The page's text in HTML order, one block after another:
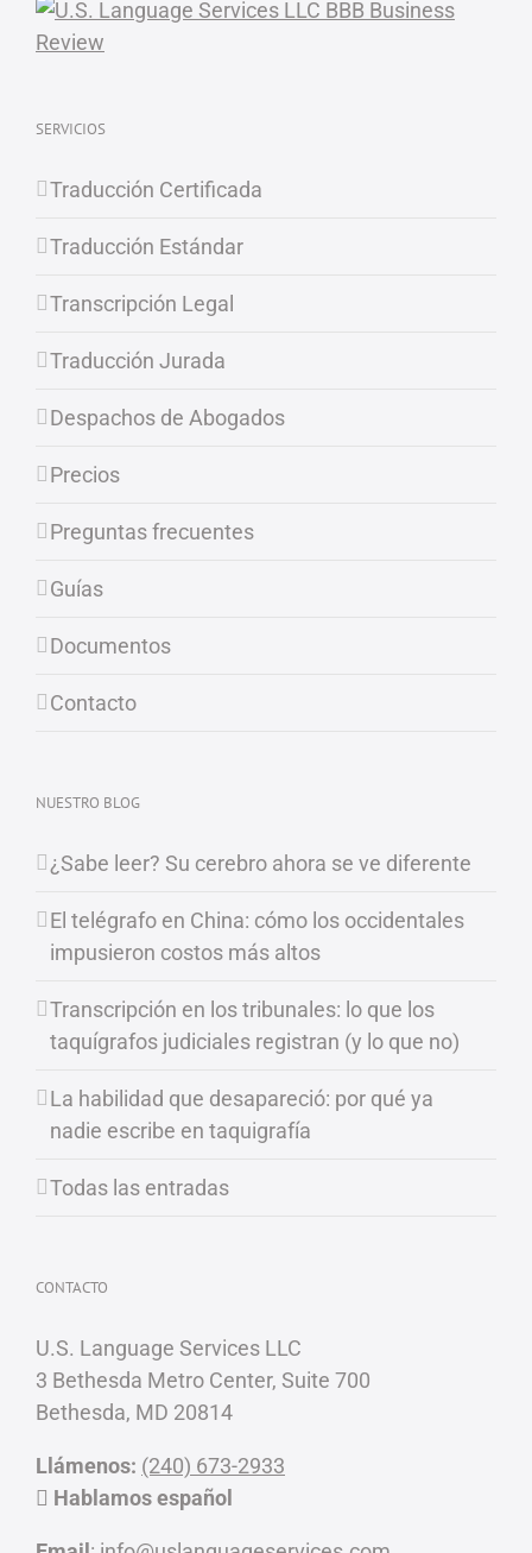
SERVICIOS
Traducción Certificada
Traducción Estándar
Transcripción Legal
Traducción Jurada
Despachos de Abogados
Precios
Preguntas frecuentes
Guías
Documentos
Contacto
NUESTRO BLOG
¿Sabe leer? Su cerebro ahora se ve diferente
El telégrafo en China: cómo los occidentales
impusieron costos más altos
Transcripción en los tribunales: lo que los
taquígrafos judiciales registran (y lo que no)
La habilidad que desapareció: por qué ya
nadie escribe en taquigrafía
Todas las entradas
CONTACTO
U.S. Language Services LLC
3 Bethesda Metro Center, Suite 700
Bethesda, MD 20814
Llámenos: (240) 673-2933
Hablamos español